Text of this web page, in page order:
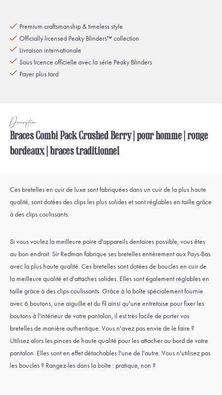
Premium craftsmanship & timeless style
Officially licensed Peaky Blinders™ collection
Livraison internationale
Sous licence officielle avec la série Peaky Blinders
Payer plus tard
Description
Braces Combi Pack Crushed Berry | pour homme | rouge
bordeaux | braces traditionnel
Ces bretelles en cuir de luxe sont fabriquées dans un cuir de la plus haute
qualité, sont dotées des clips les plus solides et sont réglables en taille grâce
à des clips coulissants.
Si vous voulez la meilleure paire d'appareils dentaires possible, vous êtes
au bon endroit. Sir Redman fabrique ses bretelles entièrement aux Pays-Bas
avec la plus haute qualité. Ces bretelles sont dotées de boucles en cuir de
la meilleure qualité et d'attaches solides. Elles sont également réglables en
taille grâce à des clips coulissants. Grâce à la boîte spécialement fournie
avec 6 boutons, une aiguille et du fil ainsi qu'une entretoise pour fixer les
boutons à l'intérieur de votre pantalon, il est très facile de porter vos
bretelles de manière authentique. Vous n'avez pas envie de le faire ?
Utilisez alors les pinces de haute qualité pour les attacher au bord de votre
pantalon. Elles sont en effet détachables l'une de l'autre. Vous n'utilisez pas
les boucles ? Rangez-les dans la boîte : pratique, non ?